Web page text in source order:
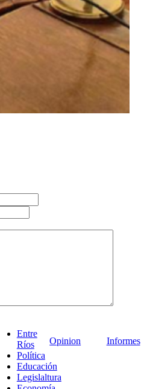
Entre
Ríos
Política
Educación
Legislaltura
Opinion Informes